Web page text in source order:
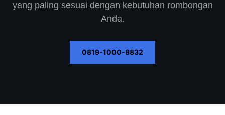
yang paling sesuai dengan kebutuhan rombongan
Anda.
0819-1000-8832